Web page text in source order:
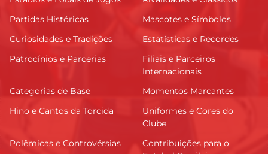
Partidas Históricas
Mascotes e Símbolos
Curiosidades e Tradições
Estatísticas e Recordes
Patrocínios e Parcerias
Filiais e Parceiros
Internacionais
Categorias de Base
Momentos Marcantes
Hino e Cantos da Torcida
Uniformes e Cores do
Clube
Polêmicas e Controvérsias
Contribuições para o